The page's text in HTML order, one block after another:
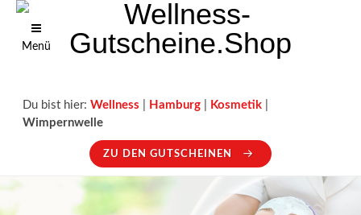
Menü
Du bist hier: Wellness Hamburg Kosmetik
Wimpernwelle
ZU DEN GUTSCHEINEN